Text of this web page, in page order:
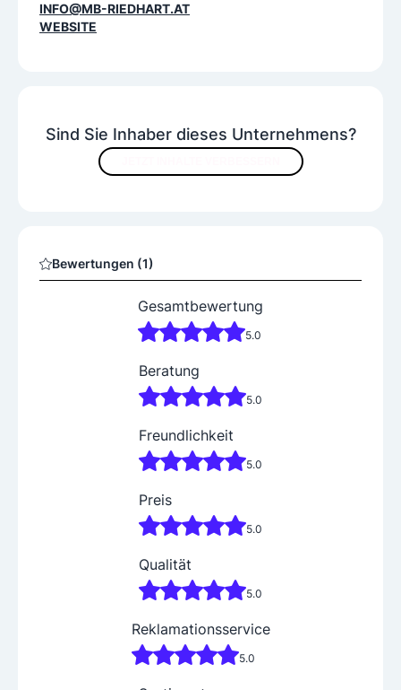
Sind Sie Inhaber dieses Unternehmens?
Bewertungen (1)
Gesamtbewertung
5.0
Beratung
5.0
Freundlichkeit
5.0
Preis
5.0
Qualität
5.0
Reklamationsservice
5.0
INFO@MB-RIEDHART.AT
WEBSITE